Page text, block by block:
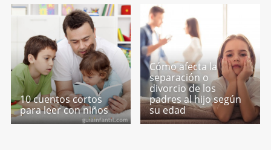
10 cuentos cortos
para leer con niños
Cómo afecta la
separación o
divorcio de los
padres al hijo según
su edad